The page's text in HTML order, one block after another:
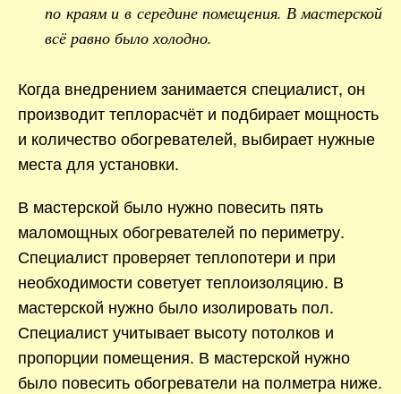
по краям и в середине помещения. В мастерской
всё равно было холодно.
Когда внедрением занимается специалист, он
производит теплорасчёт и подбирает мощность
и количество обогревателей, выбирает нужные
места для установки.
В мастерской было нужно повесить пять
маломощных обогревателей по периметру.
Специалист проверяет теплопотери и при
необходимости советует теплоизоляцию. В
мастерской нужно было изолировать пол.
Специалист учитывает высоту потолков и
пропорции помещения. В мастерской нужно
было повесить обогреватели на полметра ниже.